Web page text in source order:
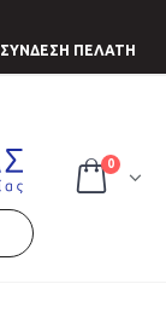
ΣΥΝΔΕΣΗ ΠΕΛΑΤΗ
0